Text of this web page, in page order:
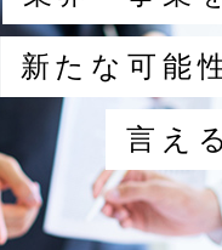
新たな可能
言え